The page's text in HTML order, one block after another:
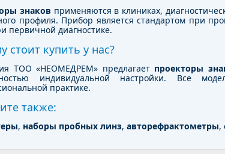
знаков применяются в клиниках,
профиля. Прибор является стандартом при
первичной диагностике.
стоит купить у нас?
ТОО «НЕОМЕДРЕМ» предлагает проекторы
индивидуальной настройки. Все
практике.
также:
, наборы пробных линз, авторефрактометры,